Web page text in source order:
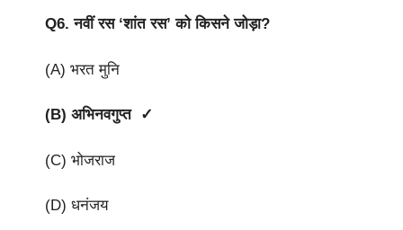
Q6.नवीं रस ‘शांत रस’ को किसने जोड़ा?
(A) भरत मुनि
(B) अभिनवगुप्त ✓
(C) भोजराज
(D) धनंजय